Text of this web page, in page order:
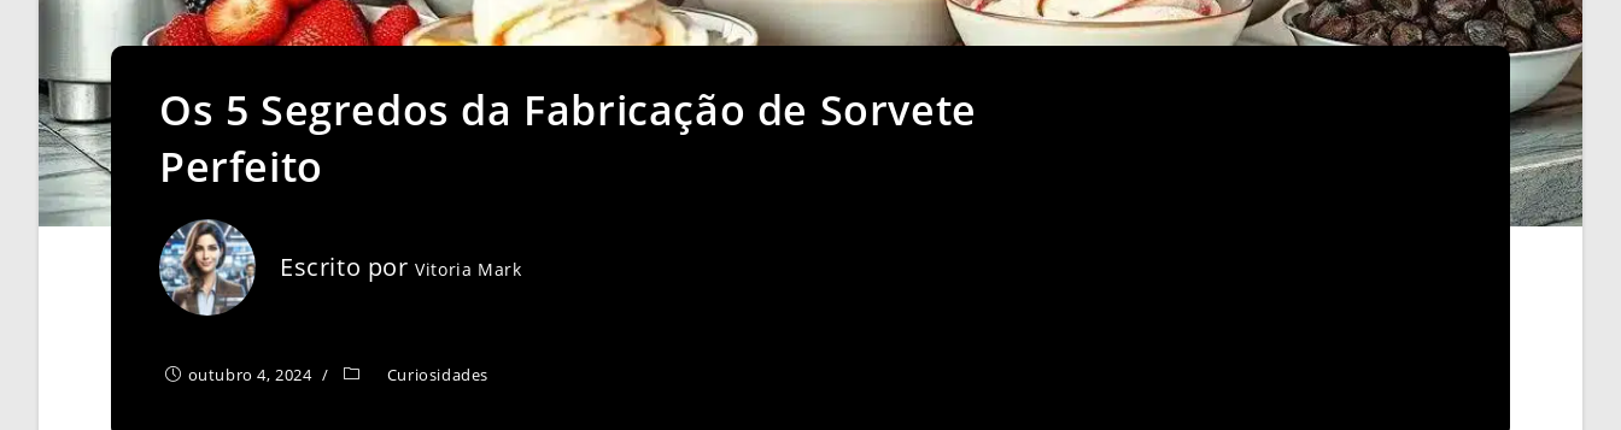
Os 5 Segredos da Fabricação de Sorvete
Perfeito
Escrito porVitoria Mark
outubro 4, 2024 Curiosidades